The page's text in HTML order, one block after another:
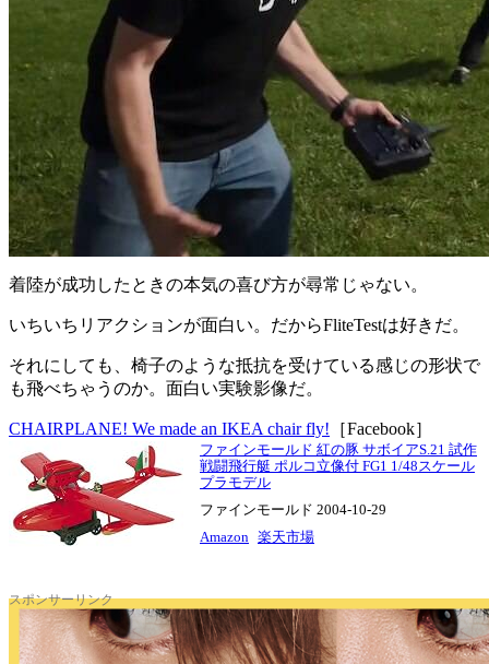
着陸が成功したときの本気の喜び方が尋常じゃない。
いちいちリアクションが面白い。だからFliteTestは好きだ。
それにしても、椅子のような抵抗を受けている感じの形状で
も飛べちゃうのか。面白い実験影像だ。
CHAIRPLANE! We made an IKEA chair fly! ［Facebook］
ファインモールド 紅の豚 サボイアS.21 試作
戦闘飛行艇 ポルコ立像付 FG1 1/48スケール
プラモデル
ファインモールド 2004-10-29
Amazon 楽天市場